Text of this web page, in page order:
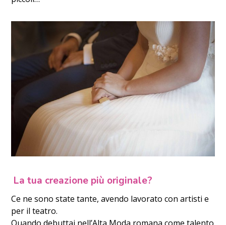
La tua creazione più originale?
Ce ne sono state tante, avendo lavorato con artisti e
per il teatro.